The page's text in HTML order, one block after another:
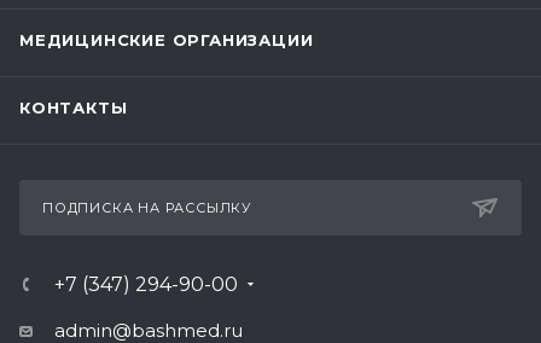
МЕДИЦИНСКИЕ ОРГАНИЗАЦИИ
КОНТАКТЫ
ПОДПИСКА НА РАССЫЛКУ
+7 (347) 294-90-00
admin@bashmed.ru